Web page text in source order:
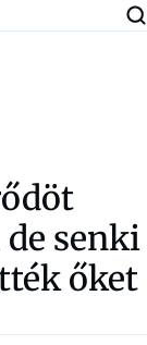
senki
őket